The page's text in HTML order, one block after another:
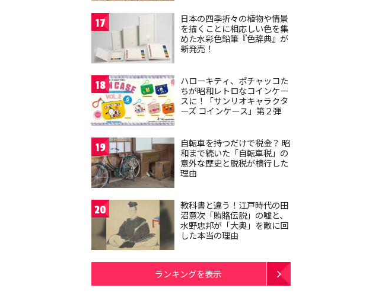
17
日本の四季折々の植物や情景
を描くことに相応しい色を集
めた水彩色鉛筆『色辞典』が
新発売！
18
ハローキティ、ポチャッコた
ちが昭和レトロなコインケー
スに！「サンリオキャラクタ
ーズ コインケース」第２弾
19
自転車を持つだけで税金？ 昭
和まで続いた「自転車税」の
意外な歴史と脱税が横行した
理由
20
教科書と違う！江戸時代の田
沼意次「賄賂伝説」の嘘と、
水野忠邦が「大奥」を敵に回
した本当の理由
ランキングを表示